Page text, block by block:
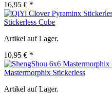
16,95 € *
Stickerless Cube
Artikel auf Lager.
10,95 € *
Mastermorphix Stickerless
Artikel auf Lager.